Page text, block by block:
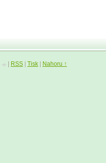
RSS Tisk Nahoru ↑